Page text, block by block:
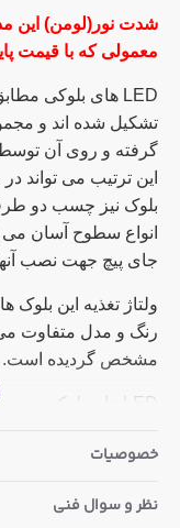
معمولی که با قیمت
تشکیل شده اند و
گرفته و روی آن
این ترتیب می تواند
بلوک نیز چسب دو
انواع سطوح آسان می
جای پیچ جهت نصب
رنگ و مدل متفاوت
مشخص گردیده است.
بصورت جداگانه وجود
خصوصیات
نظر و سوال فنی